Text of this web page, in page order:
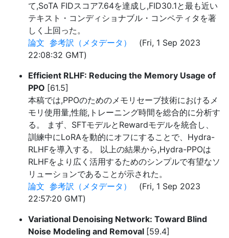
て,SoTA FIDスコア7.64を達成し,FID30.1と最も近い
テキスト・コンディショナブル・コンペティタを著
しく上回った。
論文 参考訳（メタデータ）
(Fri, 1 Sep 2023
22:08:32 GMT)
Efficient RLHF: Reducing the Memory Usage of
PPO [61.5]
本稿では,PPOのためのメモリセーブ技術におけるメ
モリ使用量,性能,トレーニング時間を総合的に分析す
る。 まず、SFTモデルとRewardモデルを統合し、
訓練中にLoRAを動的にオフにすることで、Hydra-
RLHFを導入する。 以上の結果から,Hydra-PPOは
RLHFをより広く活用するためのシンプルで有望なソ
リューションであることが示された。
論文 参考訳（メタデータ）
(Fri, 1 Sep 2023
22:57:20 GMT)
Variational Denoising Network: Toward Blind
Noise Modeling and Removal [59.4]